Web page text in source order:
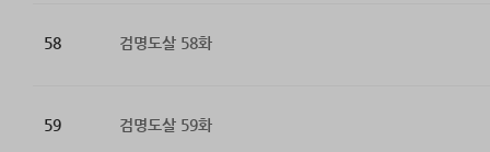
58 검명도살 58화
59 검명도살 59화